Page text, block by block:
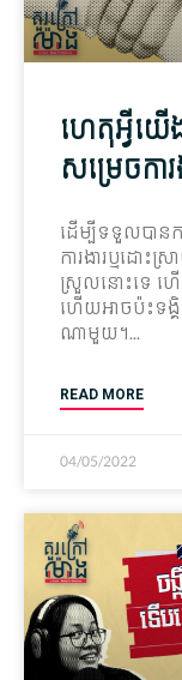
ហេតុអ្វីយើ
សម្រេចការ
ដើម្បី​ទទួល​បានក
ការងារ​ឬដោះស្
ស្រួល​នោះ​ទេ ហ
ហើយ​អាច​ប៉ះទ
ណាមួយ។
READ MORE
04/05/2022